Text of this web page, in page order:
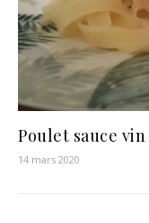
Poulet sauce
14 mars 2020